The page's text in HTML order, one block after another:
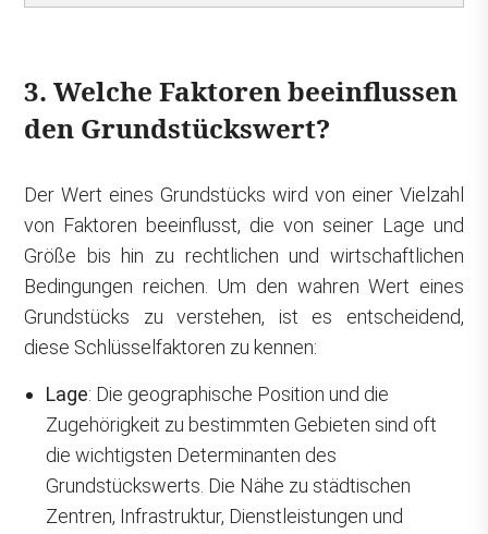
3. Welche Faktoren beeinflussen
den Grundstückswert?
Der Wert eines Grundstücks wird von einer Vielzahl
von Faktoren beeinflusst, die von seiner Lage und
Größe bis hin zu rechtlichen und wirtschaftlichen
Bedingungen reichen. Um den wahren Wert eines
Grundstücks zu verstehen, ist es entscheidend,
diese Schlüsselfaktoren zu kennen:
Lage: Die geographische Position und die
Zugehörigkeit zu bestimmten Gebieten sind oft
die wichtigsten Determinanten des
Grundstückswerts. Die Nähe zu städtischen
Zentren, Infrastruktur, Dienstleistungen und